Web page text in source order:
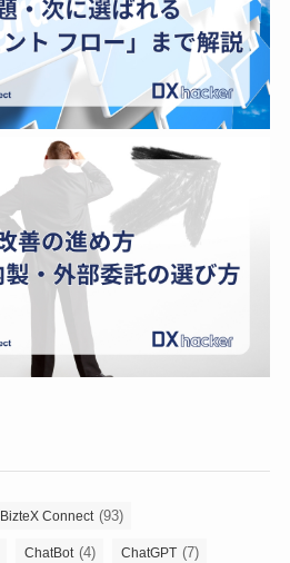
BizteX Connect(93)
ChatBot(4) ChatGPT (7)